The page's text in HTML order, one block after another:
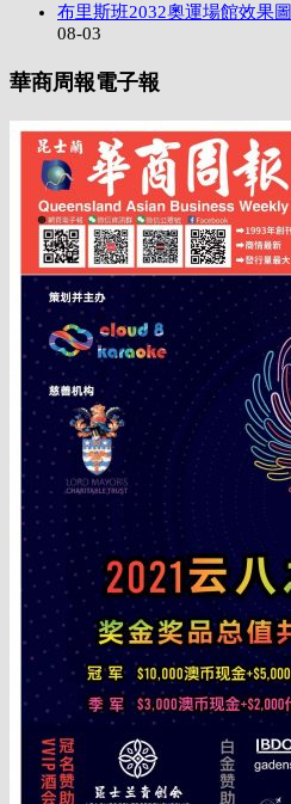
布里斯班2032奧運場館效果
08-03
華商周報電子報